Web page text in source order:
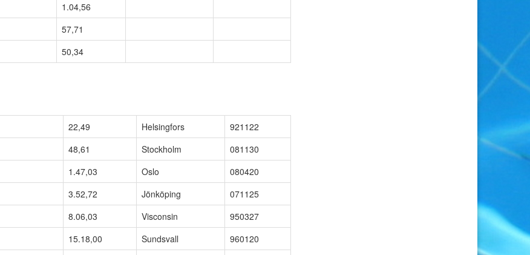
1.04,56
57,71
50,34
22,49 Helsingfors
921122
48,61 Stockholm
081130
1.47,03 Oslo
080420
3.52,72 Jönköping
071125
8.06,03 Visconsin
950327
15.18,00 Sundsvall 960120